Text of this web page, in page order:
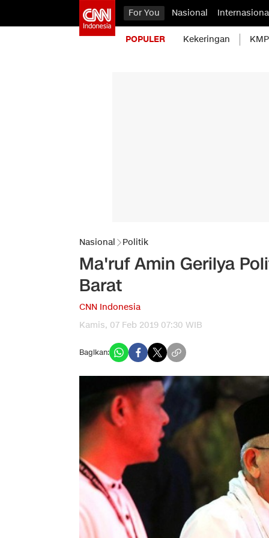
For You Nasional
POPULER Kekeringan
Nasional Politik
Ma'ruf Amin Gerilya
Barat
CNN Indonesia
Kamis, 07 Feb 2019 07:30 WIB
Bagikan: